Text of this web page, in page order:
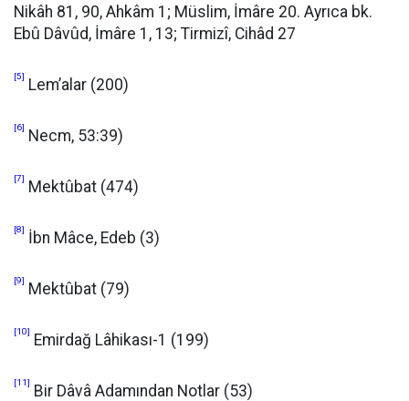
Nikâh 81, 90, Ahkâm 1; Müslim, İmâre 20. Ayrıca bk.
Ebû Dâvûd, İmâre 1, 13; Tirmizî, Cihâd 27
[5] Lem’alar (200)
[6] Necm, 53:39)
[7] Mektûbat (474)
[8] İbn Mâce, Edeb (3)
[9] Mektûbat (79)
[10] Emirdağ Lâhikası-1 (199)
[11] Bir Dâvâ Adamından Notlar (53)